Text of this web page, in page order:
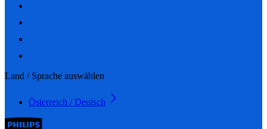
Land / Sprache auswählen
Österreich / Deutsch